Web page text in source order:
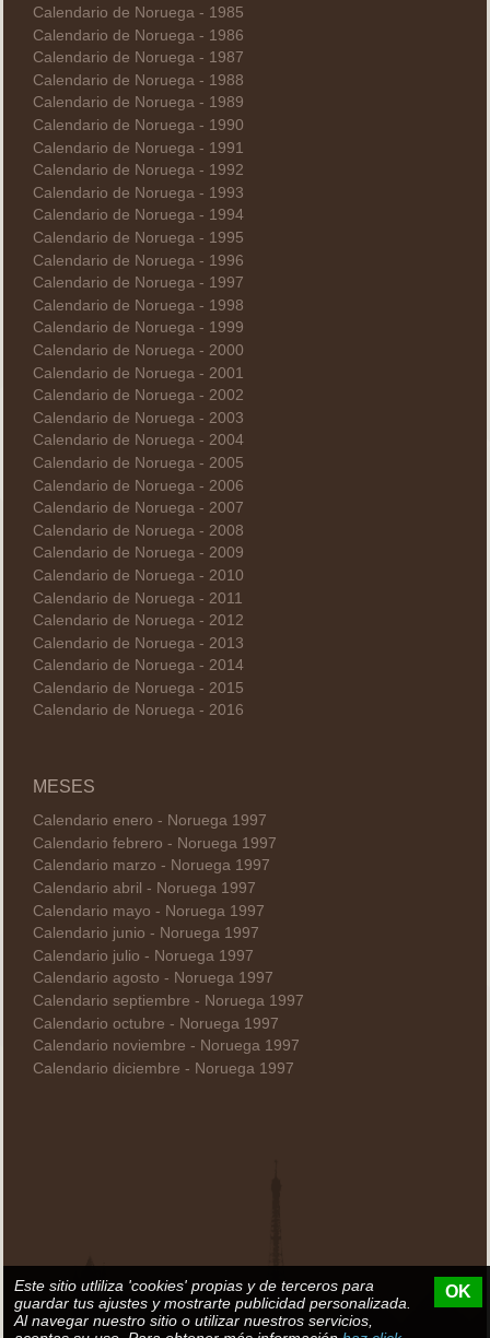
Calendario de Noruega - 1985
Calendario de Noruega - 1986
Calendario de Noruega - 1987
Calendario de Noruega - 1988
Calendario de Noruega - 1989
Calendario de Noruega - 1990
Calendario de Noruega - 1991
Calendario de Noruega - 1992
Calendario de Noruega - 1993
Calendario de Noruega - 1994
Calendario de Noruega - 1995
Calendario de Noruega - 1996
Calendario de Noruega - 1997
Calendario de Noruega - 1998
Calendario de Noruega - 1999
Calendario de Noruega - 2000
Calendario de Noruega - 2001
Calendario de Noruega - 2002
Calendario de Noruega - 2003
Calendario de Noruega - 2004
Calendario de Noruega - 2005
Calendario de Noruega - 2006
Calendario de Noruega - 2007
Calendario de Noruega - 2008
Calendario de Noruega - 2009
Calendario de Noruega - 2010
Calendario de Noruega - 2011
Calendario de Noruega - 2012
Calendario de Noruega - 2013
Calendario de Noruega - 2014
Calendario de Noruega - 2015
Calendario de Noruega - 2016
MESES
Calendario enero - Noruega 1997
Calendario febrero - Noruega 1997
Calendario marzo - Noruega 1997
Calendario abril - Noruega 1997
Calendario mayo - Noruega 1997
Calendario junio - Noruega 1997
Calendario julio - Noruega 1997
Calendario agosto - Noruega 1997
Calendario septiembre - Noruega 1997
Calendario octubre - Noruega 1997
Calendario noviembre - Noruega 1997
Calendario diciembre - Noruega 1997
Este sitio utliliza 'cookies' propias y de terceros para
guardar tus ajustes y mostrarte publicidad personalizada.
Al navegar nuestro sitio o utilizar nuestros servicios,
OK